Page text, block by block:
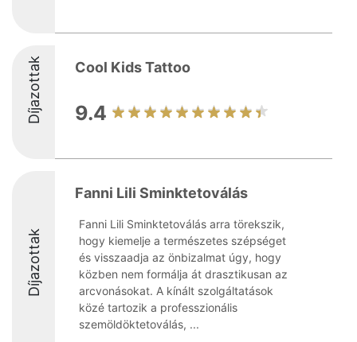
Díjazottak Cool Kids Tattoo
9.4
Díjazottak
Fanni Lili Sminktetoválás
Fanni Lili Sminktetoválás arra törekszik,
hogy kiemelje a természetes szépséget
és visszaadja az önbizalmat úgy, hogy
közben nem formálja át drasztikusan az
arcvonásokat. A kínált szolgáltatások
közé tartozik a professzionális
szemöldöktetoválás, ...